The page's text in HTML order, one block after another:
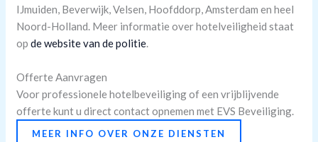
IJmuiden, Beverwijk, Velsen, Hoofddorp, Amsterdam en heel
Noord-Holland. Meer informatie over hotelveiligheid staat
opde website van de politie.
Offerte Aanvragen
Voor professionele hotelbeveiliging of een vrijblijvende
offerte kunt u direct contact opnemen met EVS Beveiliging.
MEER INFO OVER ONZE DIENSTEN